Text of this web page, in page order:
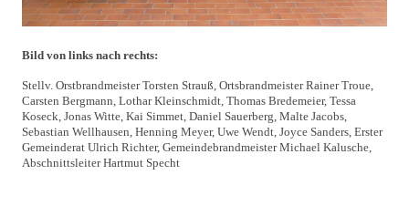
Bild von links nach rechts:
Stellv. Orstbrandmeister Torsten Strauß, Ortsbrandmeister Rainer Troue,
Carsten Bergmann, Lothar Kleinschmidt, Thomas Bredemeier, Tessa
Koseck, Jonas Witte, Kai Simmet, Daniel Sauerberg, Malte Jacobs,
Sebastian Wellhausen, Henning Meyer, Uwe Wendt, Joyce Sanders, Erster
Gemeinderat Ulrich Richter, Gemeindebrandmeister Michael Kalusche,
Abschnittsleiter Hartmut Specht